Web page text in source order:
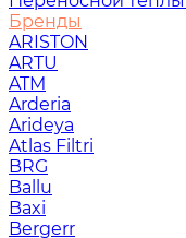
Бренды
ARISTON
ARTU
ATM
Arderia
Arideya
Atlas Filtri
BRG
Ballu
Baxi
Bergerr